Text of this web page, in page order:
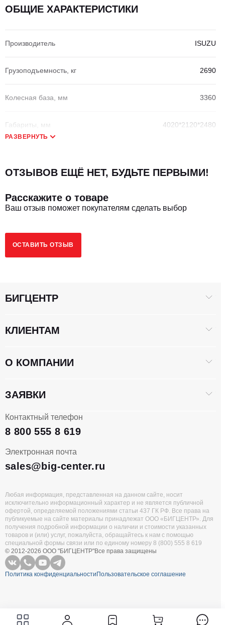
ОБЩИЕ ХАРАКТЕРИСТИКИ
Производитель ISUZU
Грузоподъемность, кг 2690
Колесная база, мм 3360
Габариты, мм 4020*2120*2480
ДВИГАТЕЛЬ
Модель ДВС
РАЗВЕРНУТЬ
ОТЗЫВОВ ЕЩЁ НЕТ, БУДЬТЕ ПЕРВЫМИ!
Расскажите о товаре
Ваш отзыв поможет покупателям сделать выбор
ОСТАВИТЬ ОТЗЫВ
Контактный телефон
8 800 555 8 619
Электронная почта
sales@big-center.ru
БИГЦЕНТР
КЛИЕНТАМ
О КОМПАНИИ
ЗАЯВКИ
Любая информация, представленная на данном сайте, носит
исключительно информационный характер и не является публичной
офертой, определяемой положениями статьи 437 ГК РФ. Все права на
публикуемые на сайте материалы принадлежат ООО «БИГЦЕНТР». Для
получения подробной информации о наличии и стоимости указанных
товаров и (или) услуг, пожалуйста, обращайтесь к нам с помощью
специальной формы связи или по единому номеру 8 (800) 555 8 619
© 2012-2026 ООО "БИГЦЕНТР"Все права защищены
Политика конфиденциальности Пользовательское соглашение